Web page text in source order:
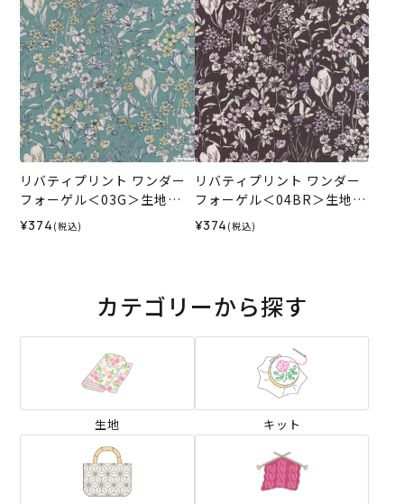
リバティプリント ワンダー
フォーゲル＜03G＞生地
（ホビーラホビーレオリジ
ナル）2026AW
¥374 (税込)
リバティプリント ワンダー
フォーゲル＜04BR＞生地
（ホビーラホビーレオリジ
ナル）2026AW
¥374 (税込)
カテゴリーから探す
生地 キット